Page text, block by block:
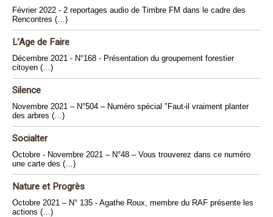
Février 2022 - 2 reportages audio de Timbre FM dans le cadre des
Rencontres (…)
L’Age de Faire
Décembre 2021 - N°168 - Présentation du groupement forestier
citoyen (…)
Silence
Novembre 2021 – N°504 – Numéro spécial "Faut-il vraiment planter
des arbres (…)
Socialter
Octobre - Novembre 2021 – N°48 – Vous trouverez dans ce numéro
une carte des (…)
Nature et Progrès
Octobre 2021 – N° 135 - Agathe Roux, membre du RAF présente les
actions (…)